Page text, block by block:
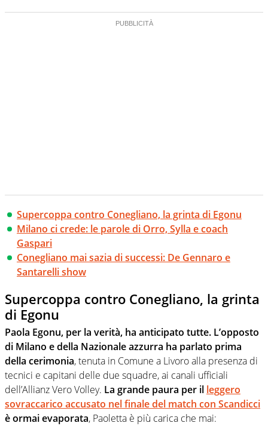
Supercoppa contro Conegliano, la grinta di Egonu
Milano ci crede: le parole di Orro, Sylla e coach
Gaspari
Conegliano mai sazia di successi: De Gennaro e
Santarelli show
Supercoppa contro Conegliano, la grinta
di Egonu
Paola Egonu, per la verità, ha anticipato tutte. L’opposto
di Milano e della Nazionale azzurra ha parlato prima
della cerimonia, tenuta in Comune a Livoro alla presenza di
tecnici e capitani delle due squadre, ai canali ufficiali
dell’Allianz Vero Volley. La grande paura per il leggero
sovraccarico accusato nel finale del match con Scandicci
è ormai evaporata, Paoletta è più carica che mai: